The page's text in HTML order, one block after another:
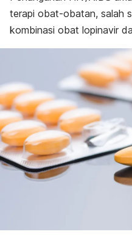
terapi obat-obatan, salah
kombinasi obat lopinavir